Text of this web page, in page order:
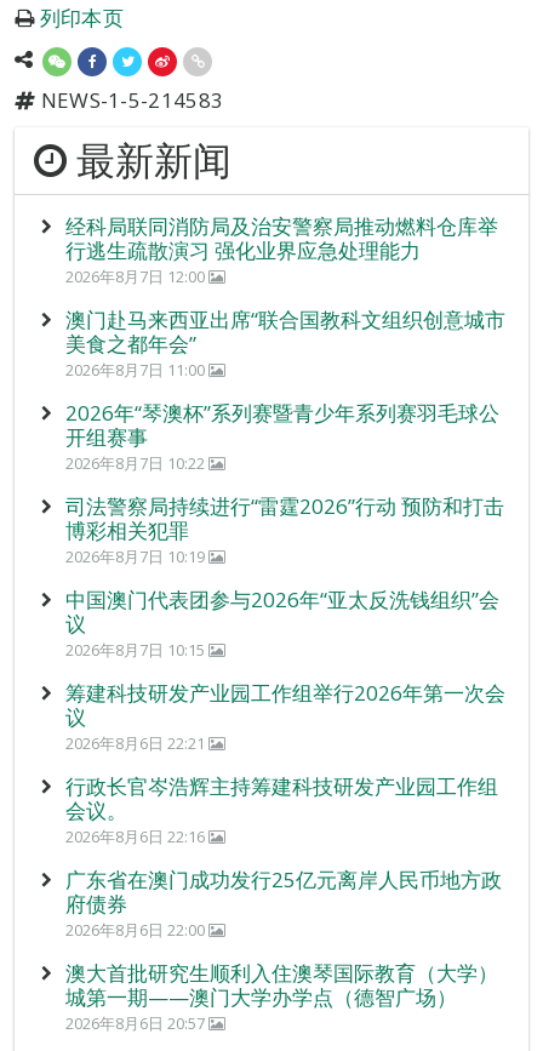
列印本页
NEWS-1-5-214583
最新新闻
经科局联同消防局及治安警察局推动燃料仓库举
行逃生疏散演习 强化业界应急处理能力
2026年8月7日 12:00
澳门赴马来西亚出席“联合国教科文组织创意城市
美食之都年会”
2026年8月7日 11:00
2026年“琴澳杯”系列赛暨青少年系列赛羽毛球公
开组赛事
2026年8月7日 10:22
司法警察局持续进行“雷霆2026”行动 预防和打击
博彩相关犯罪
2026年8月7日 10:19
中国澳门代表团参与2026年“亚太反洗钱组织”会
议
2026年8月7日 10:15
筹建科技研发产业园工作组举行2026年第一次会
议
2026年8月6日 22:21
行政长官岑浩辉主持筹建科技研发产业园工作组
会议。
2026年8月6日 22:16
广东省在澳门成功发行25亿元离岸人民币地方政
府债券
2026年8月6日 22:00
澳大首批研究生顺利入住澳琴国际教育（大学）
城第一期——澳门大学办学点（德智广场）
2026年8月6日 20:57